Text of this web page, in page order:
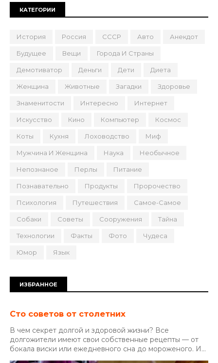
КАТЕГОРИИ
История Россия СССР Авто Анекдот
Будущее Вещи Города И Страны
Демотиватор Деньги Дети Диета
Женщина Животные Загадки Здоровье
Знаменитости Интересно Интернет
Искусство Кино Компьютер Космос
Коты Кухня Лоховодство Миф
Мужчина И Женщина Наука Необычное
Непознаное Перлы Питание
Познавательно Продукты Пророчество
Психология Путешествия Самое-Самое
Собаки Советы Сооружения Тайна
Технологии Факты Фото Чудеса
Юмор Язык
ИЗБРАННОЕ
Сто советов от столетних
В чем секрет долгой и здоровой жизни? Все
долгожители имеют свои собственные рецепты — от
бокала виски или ежедневного сна до мороженого. И...